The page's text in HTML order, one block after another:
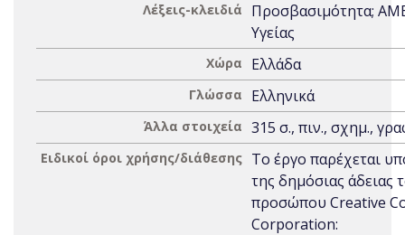
Λέξεις-κλειδιά
Προσβασιμότητα;
Υγείας
Χώρα Ελλάδα
Γλώσσα Ελληνικά
Άλλα στοιχεία 315 σ., πιν., σχημ.,
Ειδικοί όροι χρήσης/διάθεσης Το έργο παρέχεται
της δημόσιας άδειας
προσώπου Creative
Corporation: